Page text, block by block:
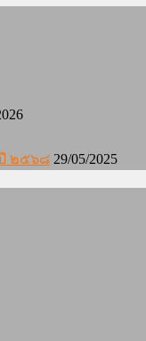
๒๕๖๘ 29/05/2025